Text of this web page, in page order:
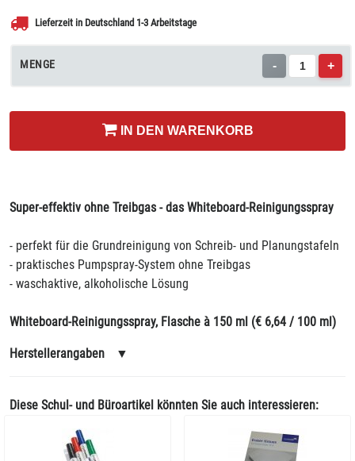
Lieferzeit in Deutschland 1-3 Arbeitstage
MENGE - +
IN DEN WARENKORB
Super-effektiv ohne Treibgas - das Whiteboard-Reinigungsspray
- perfekt für die Grundreinigung von Schreib- und Planungstafeln
- praktisches Pumpspray-System ohne Treibgas
- waschaktive, alkoholische Lösung
Whiteboard-Reinigungsspray, Flasche à 150 ml (€ 6,64 / 100 ml)
Herstellerangaben ▼
Diese Schul- und Büroartikel könnten Sie auch interessieren: